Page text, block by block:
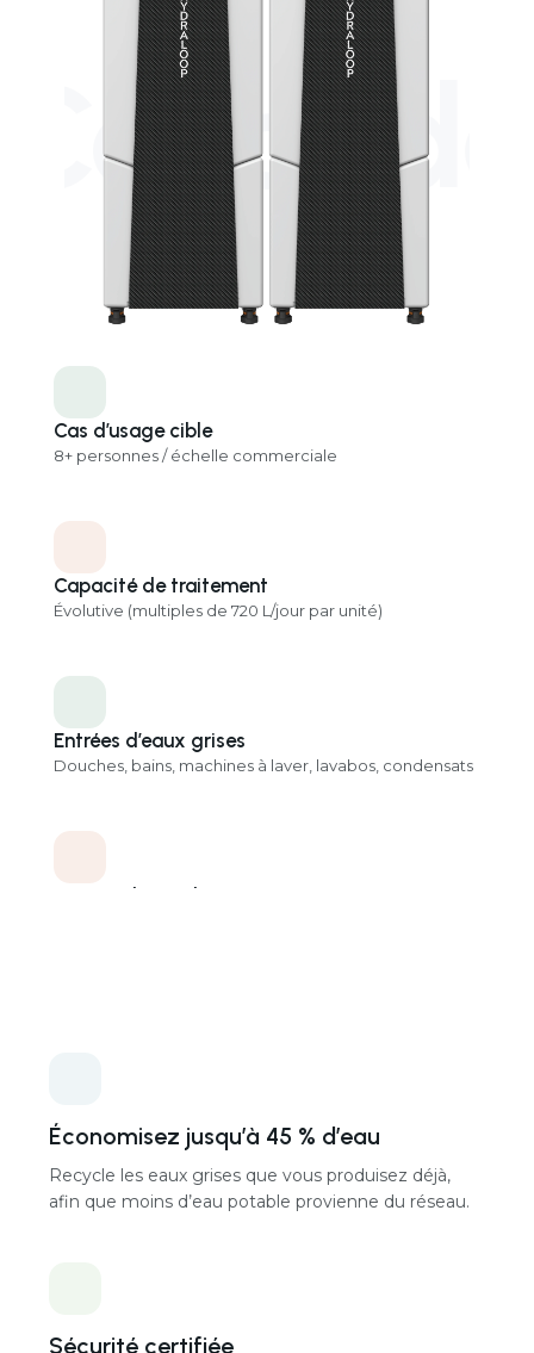
Pourquoi choisir une
Hydraloop Cascade ?
Caractéristiques, fonctionnalités et éléments
essentiels à prendre en compte lors du choix de
votre système.
8+ personnes / échelle commerciale
Évolutive (multiples de 720 L/jour par unité)
Sorties de réutilisation
Toilettes, lessive, irrigation du jardin, appoint de